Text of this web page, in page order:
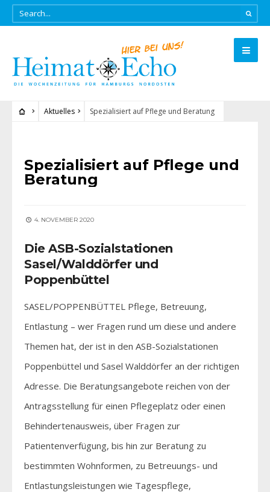
Aktuelles Spezialisiert auf Pflege und Beratung
Spezialisiert auf Pflege und
Beratung
4. NOVEMBER 2020
Die ASB-Sozialstationen
Sasel/Walddörfer und
Poppenbüttel
SASEL/POPPENBÜTTEL Pflege, Betreuung,
Entlastung – wer Fragen rund um diese und andere
Themen hat, der ist in den ASB-Sozialstationen
Poppenbüttel und Sasel Walddörfer an der richtigen
Adresse. Die Beratungsangebote reichen von der
Antragsstellung für einen Pflegeplatz oder einen
Behindertenausweis, über Fragen zur
Patientenverfügung, bis hin zur Beratung zu
bestimmten Wohnformen, zu Betreuungs- und
Entlastungsleistungen wie Tagespflege,